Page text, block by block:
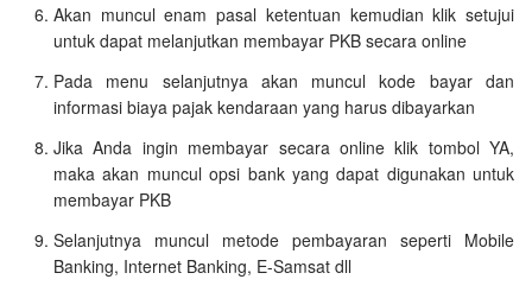
Akan muncul enam pasal ketentuan kemudian klik setujui
untuk dapat melanjutkan membayar PKB secara online
Pada menu selanjutnya akan muncul kode bayar dan
informasi biaya pajak kendaraan yang harus dibayarkan
Jika Anda ingin membayar secara online klik tombol YA,
maka akan muncul opsi bank yang dapat digunakan untuk
membayar PKB
Selanjutnya muncul metode pembayaran seperti Mobile
Banking, Internet Banking, E-Samsat dll